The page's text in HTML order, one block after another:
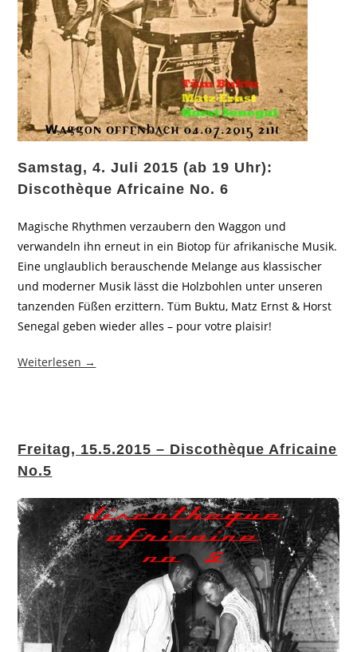
Samstag, 4. Juli 2015 (ab 19 Uhr):
Discothèque Africaine No. 6
Magische Rhythmen verzaubern den Waggon und
verwandeln ihn erneut in ein Biotop für afrikanische Musik.
Eine unglaublich berauschende Melange aus klassischer
und moderner Musik lässt die Holzbohlen unter unseren
tanzenden Füßen erzittern. Tüm Buktu, Matz Ernst & Horst
Senegal geben wieder alles – pour votre plaisir!
Weiterlesen →
Freitag, 15.5.2015 – Discothèque Africaine
No.5